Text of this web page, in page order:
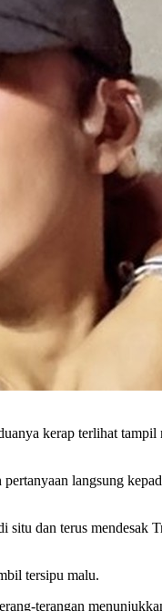
kerap terlihat tampil
langsung
dan terus mendesak
tersipu malu.
terangan